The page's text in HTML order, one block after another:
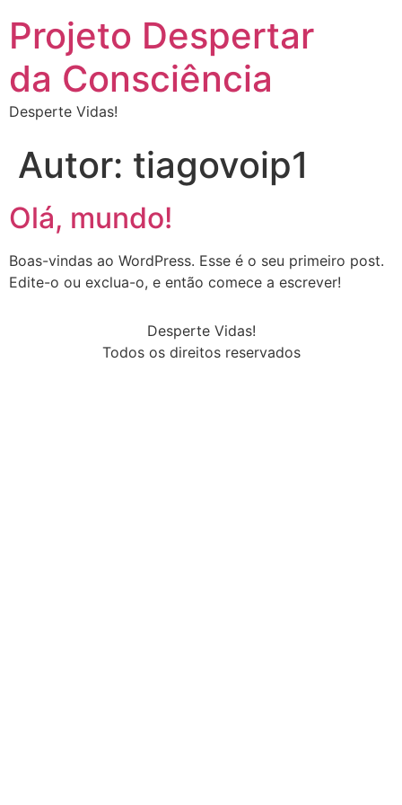
Projeto Despertar
da Consciência
Desperte Vidas!
Autor: tiagovoip1
Olá, mundo!
Boas-vindas ao WordPress. Esse é o seu primeiro post.
Edite-o ou exclua-o, e então comece a escrever!
Desperte Vidas!
Todos os direitos reservados